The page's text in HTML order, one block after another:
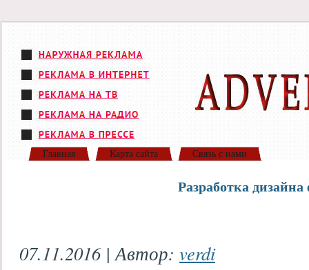
Главная Карта сайта Связь с нами
Разработка
07.11.2016 | Автор: verdi